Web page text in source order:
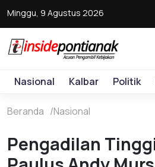
Minggu, 9 Agustus 2026
Nasional Kalbar Politik
Beranda Nasional
Pengadilan